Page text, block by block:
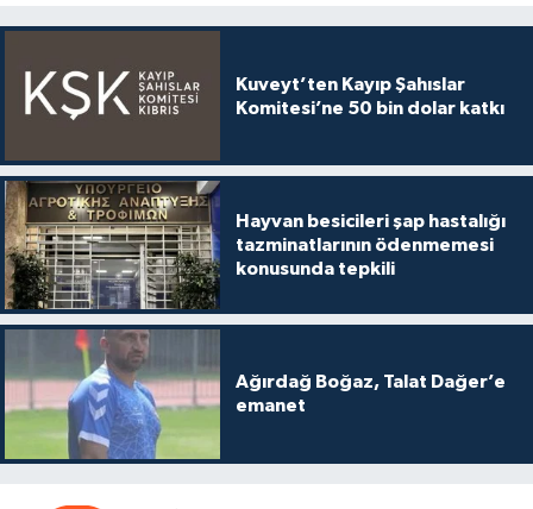
Kuveyt’ten Kayıp Şahıslar
Komitesi’ne 50 bin dolar katkı
Hayvan besicileri şap hastalığı
tazminatlarının ödenmemesi
konusunda tepkili
Ağırdağ Boğaz, Talat Dağer’e
emanet